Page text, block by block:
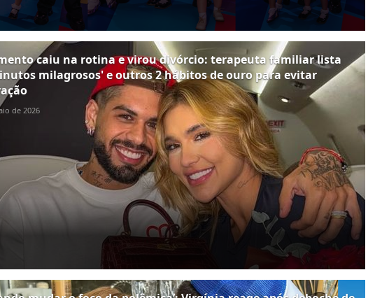
caiu na rotina e virou divórcio: terapeuta familiar lista
milagrosos' e outros 2 hábitos de ouro para evitar
de 2026